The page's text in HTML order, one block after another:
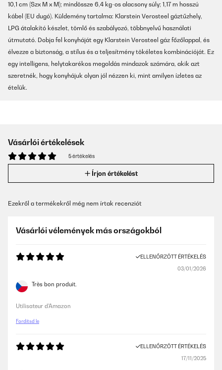
10,1 cm (Szx M x M); mindössze 6,4 kg-os alacsony súly; 1,17 m hosszú
kábel (EU dugó). Küldemény tartalma: Klarstein Verosteel gáztűzhely,
LPG átalakító készlet, tömlő és szabályozó, többnyelvű használati
útmutató. Dobja fel konyháját egy Klarstein Verosteel gáz főzőlappal, és
élvezze a biztonság, a stílus és a teljesítmény tökéletes kombinációját. Ez
egy intelligens, helytakarékos megoldás mindazok számára, akik azt
szeretnék, hogy konyhájuk olyan jól nézzen ki, mint amilyen ízletes az
ételük.
Vásárlói értékelések
5 értékelés
Írjon értékelést
Ezekről a termékekről még nem írtak recenziót
Vásárlói vélemények más országokból
ELLENŐRZÖTT ÉRTÉKELÉS
03/01/2026
Très bon produit.
Utilisateur d'Amazon
Fordítsd le
ELLENŐRZÖTT ÉRTÉKELÉS
17/11/2025